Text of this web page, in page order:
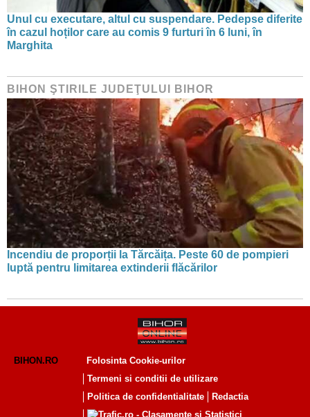
Unul cu executare, altul cu suspendare. Pedepse diferite
în cazul hoților care au comis 9 furturi în 6 luni, în
Marghita
BIHON ŞTIRILE JUDEŢULUI BIHOR
Incendiu de proporții la Tărcăița. Peste 60 de pompieri
luptă pentru limitarea extinderii flăcărilor
BIHON.RO
Folosinta Cookie-urilor
Termeni si conditii de utilizare
Politica de confidentialitate
Redactia